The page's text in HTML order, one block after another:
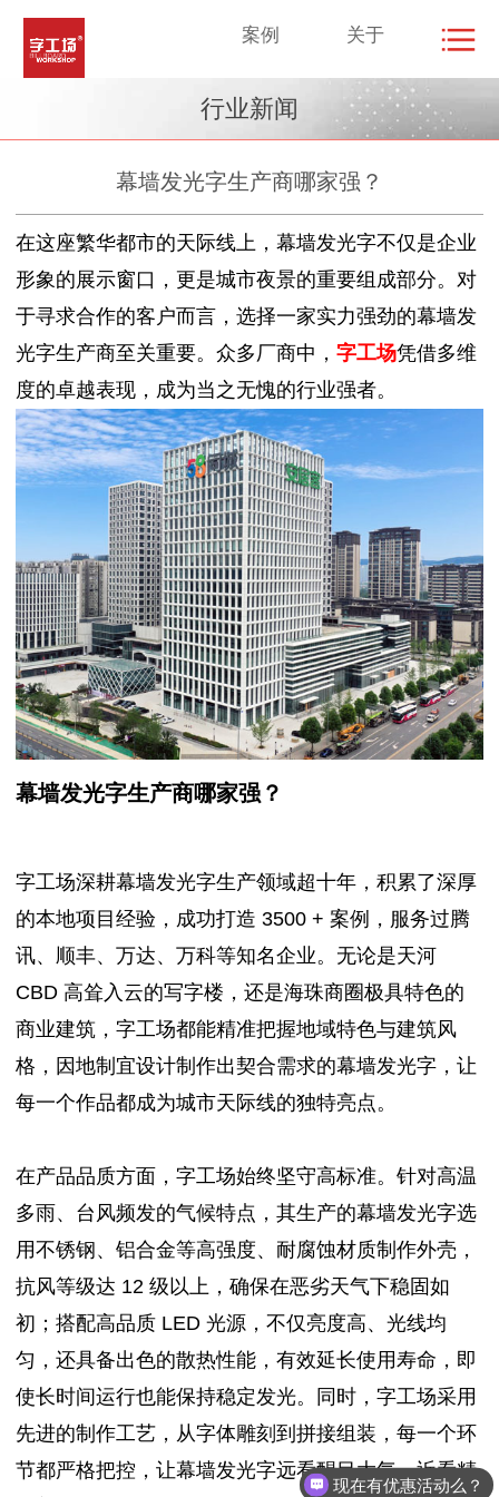
案例 关于
行业新闻
幕墙发光字生产商哪家强？
在这座繁华都市的天际线上，幕墙发光字不仅是企业
形象的展示窗口，更是城市夜景的重要组成部分。对
于寻求合作的客户而言，选择一家实力强劲的幕墙发
光字生产商至关重要。众多厂商中， 字工场凭借多维
度的卓越表现，成为当之无愧的行业强者。
幕墙发光字生产商哪家强？
字工场深耕幕墙发光字生产领域超十年，积累了深厚
的本地项目经验，成功打造 3500 + 案例，服务过腾
讯、顺丰、万达、万科等知名企业。无论是天河
CBD 高耸入云的写字楼，还是海珠商圈极具特色的
商业建筑，字工场都能精准把握地域特色与建筑风
格，因地制宜设计制作出契合需求的幕墙发光字，让
每一个作品都成为城市天际线的独特亮点。
在产品品质方面，字工场始终坚守高标准。针对高温
多雨、台风频发的气候特点，其生产的幕墙发光字选
用不锈钢、铝合金等高强度、耐腐蚀材质制作外壳，
抗风等级达 12 级以上，确保在恶劣天气下稳固如
初；搭配高品质 LED 光源，不仅亮度高、光线均
匀，还具备出色的散热性能，有效延长使用寿命，即
使长时间运行也能保持稳定发光。同时，字工场采用
先进的制作工艺，从字体雕刻到拼接组装，每一个环
节都严格把控，让幕墙发光字远看醒目大气，近看精
现在有优惠活动么？